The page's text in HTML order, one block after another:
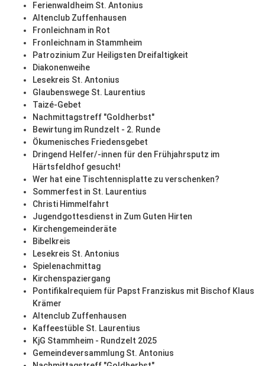
Ferienwaldheim St. Antonius
Altenclub Zuffenhausen
Fronleichnam in Rot
Fronleichnam in Stammheim
Patrozinium Zur Heiligsten Dreifaltigkeit
Diakonenweihe
Lesekreis St. Antonius
Glaubenswege St. Laurentius
Taizé-Gebet
Nachmittagstreff "Goldherbst"
Bewirtung im Rundzelt - 2. Runde
Ökumenisches Friedensgebet
Dringend Helfer/-innen für den Frühjahrsputz im
Härtsfeldhof gesucht!
Wer hat eine Tischtennisplatte zu verschenken?
Sommerfest in St. Laurentius
Christi Himmelfahrt
Jugendgottesdienst in Zum Guten Hirten
Kirchengemeinderäte
Bibelkreis
Lesekreis St. Antonius
Spielenachmittag
Kirchenspaziergang
Pontifikalrequiem für Papst Franziskus mit Bischof Klaus
Krämer
Altenclub Zuffenhausen
Kaffeestüble St. Laurentius
KjG Stammheim - Rundzelt 2025
Gemeindeversammlung St. Antonius